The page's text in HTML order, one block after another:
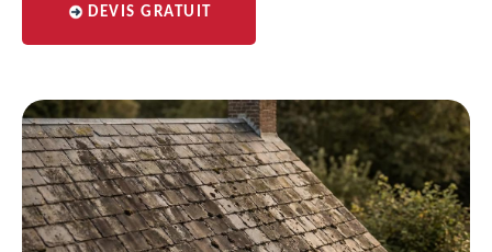
DEVIS GRATUIT